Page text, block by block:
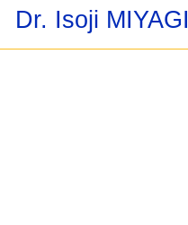
Dr. Isoji MIYAGI